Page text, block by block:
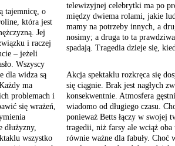
tajemnicę, o
która jest
Jej
i raczej
– jeżeli
Wszyscy
dla widza są
ma
problemach i
się wrażeń,
wszystko
telewizyjnej celebrytki ma po
między dwiema rolami, jakie
mamy na potrzeby innych, a
nosimy; a druga to ta
spadają. Tragedia dzieje się,
Akcja spektaklu rozkręca się
się ciągnie. Brak jest nagłych
konsekwentnie. Atmosfera
wiadomo od długiego czasu.
ponieważ Betts łączy w swojej
tragedii, niż farsy ale wciąż oba
równie ważne dla fabuły. Choć